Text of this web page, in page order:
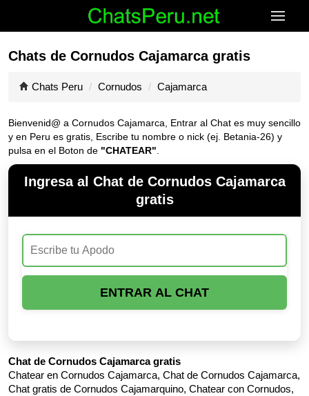
Chats de Cornudos Cajamarca gratis
Chats Peru Cornudos Cajamarca
Bienvenid@ a Cornudos Cajamarca, Entrar al Chat es muy sencillo
y en Peru es gratis, Escribe tu nombre o nick (ej. Betania-26) y
pulsa en el Boton de "CHATEAR"
Ingresa al Chat de Cornudos Cajamarca
gratis
ENTRAR AL CHAT
Chat de Cornudos Cajamarca gratis
Chatear en Cornudos Cajamarca, Chat de Cornudos Cajamarca,
Chat gratis de Cornudos Cajamarquino, Chatear con Cornudos,